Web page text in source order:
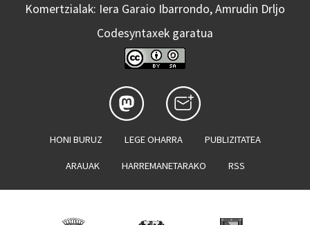
Komertzialak: Iera Garaio Ibarrondo, Amrudin Drljo
Codesyntaxek garatua
HONI BURUZ LEGE OHARRA PUBLIZITATEA
ARAUAK HARREMANETARAKO RSS